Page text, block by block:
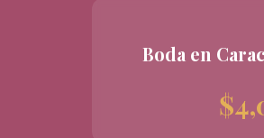
Boda en